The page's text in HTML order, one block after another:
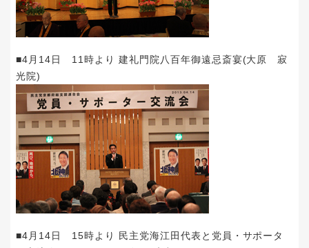
■4月14日 11時より 建礼門院八百年御遠忌斎宴(大原 寂
光院)
■4月14日 15時より 民主党海江田代表と党員・サポータ